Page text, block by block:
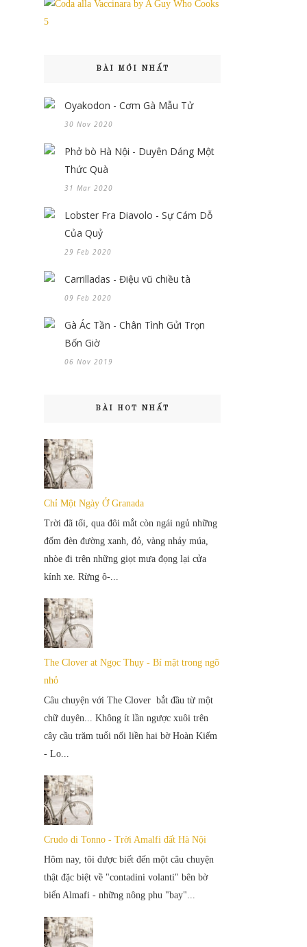
BÀI MỚI NHẤT
Oyakodon - Cơm Gà Mẫu Tử
30 Nov 2020
Phở bò Hà Nội - Duyên Dáng Một
Thức Quà
31 Mar 2020
Lobster Fra Diavolo - Sự Cám Dỗ
Của Quỷ
29 Feb 2020
Carrilladas - Điệu vũ chiều tà
09 Feb 2020
Gà Ác Tần - Chân Tình Gửi Trọn
Bốn Giờ
06 Nov 2019
BÀI HOT NHẤT
Chỉ Một Ngày Ở Granada
Trời đã tối, qua đôi mắt còn ngái ngủ những
đốm đèn đường xanh, đỏ, vàng nhảy múa,
nhòe đi trên những giọt mưa đọng lại cửa
kính xe. Rừng ô-...
The Clover at Ngọc Thụy - Bí mật trong ngõ
nhỏ
Câu chuyện với The Clover bắt đầu từ một
chữ duyên... Không ít lần ngược xuôi trên
cây cầu trăm tuổi nối liền hai bờ Hoàn Kiếm
- Lo...
Crudo di Tonno - Trời Amalfi đất Hà Nội
Hôm nay, tôi được biết đến một câu chuyện
thật đặc biệt về "contadini volanti" bên bờ
biển Almafi - những nông phu "bay"...